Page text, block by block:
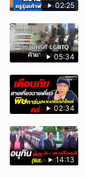
02:25
05:34
02:34
14:13